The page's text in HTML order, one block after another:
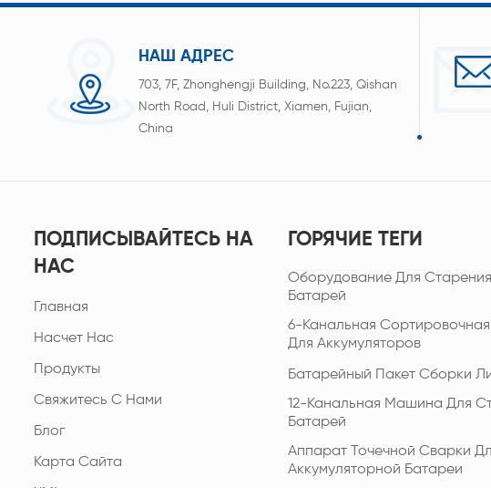
НАШ АДРЕС
703, 7F, Zhonghengji Building, No.223, Qishan
North Road, Huli District, Xiamen, Fujian,
China
ПОДПИСЫВАЙТЕСЬ НА
НАС
Главная
Насчет Нас
Продукты
Свяжитесь С Нами
Блог
Карта Сайта
ГОРЯЧИЕ ТЕГИ
Оборудование Для
Батарей
6-Канальная
Для Аккумуляторов
Батарейный Пакет Сборки
12-Канальная Машина Для
Батарей
Аппарат Точечной Сварки
Аккумуляторной Батареи